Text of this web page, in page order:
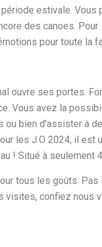
estivale.
des canoes.
pour toute la
ouvre ses portes.
Vous avez la
ou bien d’assister à
les J.O 2024, il est
! Situé à seulement
tous les goûts. Pas
visites, confiez nous